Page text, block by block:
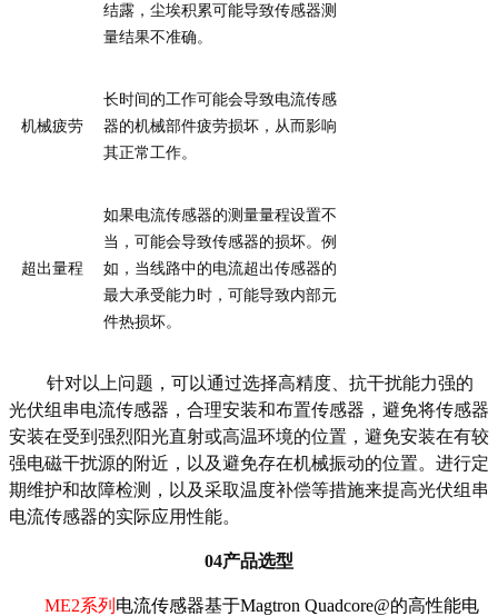
结露，尘埃积累可能导致传感器测
量结果不准确。
机械疲劳
长时间的工作可能会导致电流传感
器的机械部件疲劳损坏，从而影响
其正常工作。
超出量程
如果电流传感器的测量量程设置不
当，可能会导致传感器的损坏。例
如，当线路中的电流超出传感器的
最大承受能力时，可能导致内部元
件热损坏。
针对以上问题，可以通过选择高精度、抗干扰能力强的
光伏组串电流传感器，合理安装和布置传感器，避免将传感器
安装在受到强烈阳光直射或高温环境的位置，避免安装在有较
强电磁干扰源的附近，以及避免存在机械振动的位置。进行定
期维护和故障检测，以及采取温度补偿等措施来提高光伏组串
电流传感器的实际应用性能。
04产品选型
ME2系列 电流传感器基于Magtron Quadcore@的高性能电